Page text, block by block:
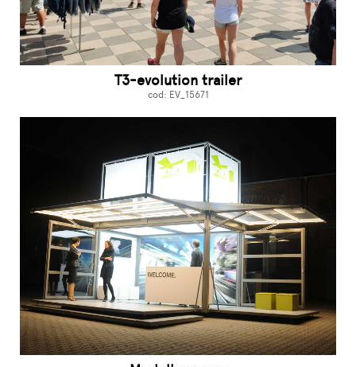
T3-evolution trailer
cod: EV_15671